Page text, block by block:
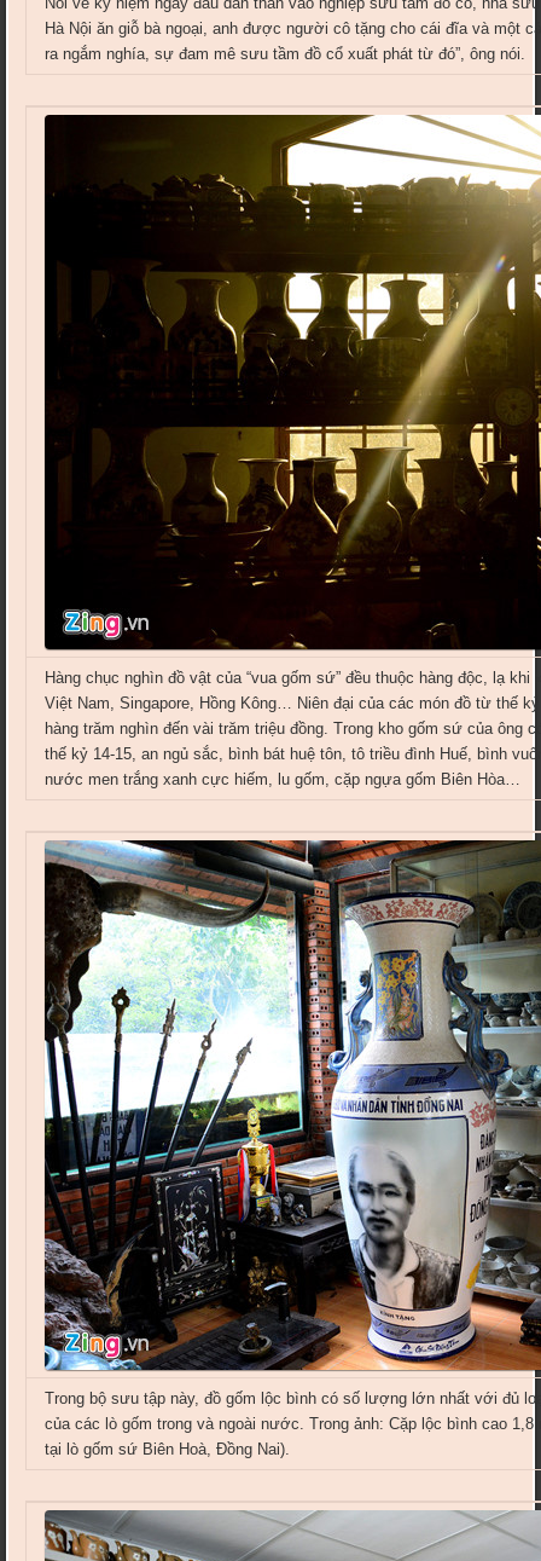
Hà Nội ăn giỗ bà ngoại, anh được người cô tặng cho cái đĩa và một
ra ngắm nghía, sự đam mê sưu tầm đồ cổ xuất phát từ đó”, ông nói.
Hàng chục nghìn đồ vật của “vua gốm sứ” đều thuộc hàng độc, lạ
Việt Nam, Singapore, Hồng Kông… Niên đại của các món đồ từ thế
hàng trăm nghìn đến vài trăm triệu đồng. Trong kho gốm sứ của ông
thế kỷ 14-15, an ngủ sắc, bình bát huệ tôn, tô triều đình Huế, bình
nước men trắng xanh cực hiếm, lu gốm, cặp ngựa gốm Biên Hòa…
Trong bộ sưu tập này, đồ gốm lộc bình có số lượng lớn nhất với đủ
của các lò gốm trong và ngoài nước. Trong ảnh: Cặp lộc bình cao
tại lò gốm sứ Biên Hoà, Đồng Nai).